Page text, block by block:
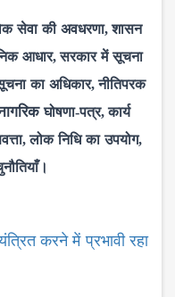
सेवा की अवधरणा,शासन
आधार,सरकार में सूचना
का अ​धिकार,नीतिपरक
घोषणा-पत्र,कार्य
,लोक निधि का उपयोग,
करने में प्रभावी रहा